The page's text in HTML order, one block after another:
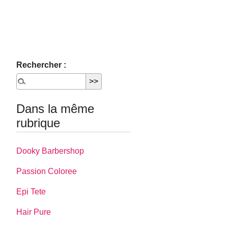
Rechercher :
Dans la même
rubrique
Dooky Barbershop
Passion Coloree
Epi Tete
Hair Pure